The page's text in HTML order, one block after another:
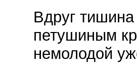
Вдруг
петушиным
немолодой